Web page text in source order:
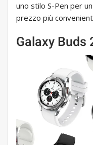
uno stilo S-Pen per
prezzo più
Galaxy Buds